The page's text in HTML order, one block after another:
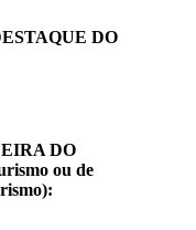
DO
DO
ou de